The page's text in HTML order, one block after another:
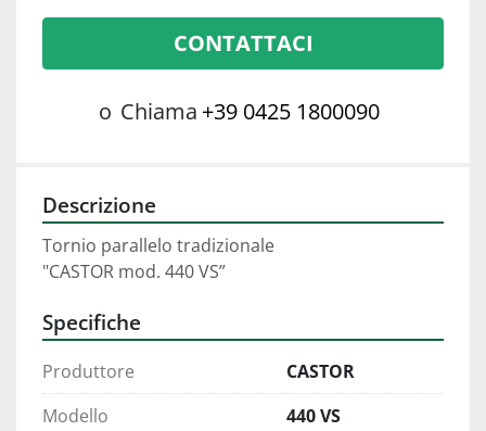
CONTATTACI
o Chiama +39 0425 1800090
Descrizione
Tornio parallelo tradizionale
Specifiche
Produttore
CASTOR
Modello
440 VS